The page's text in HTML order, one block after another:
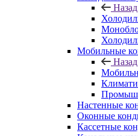
Назад
Мобильные
Назад
Настенные
Оконные
Кассетные